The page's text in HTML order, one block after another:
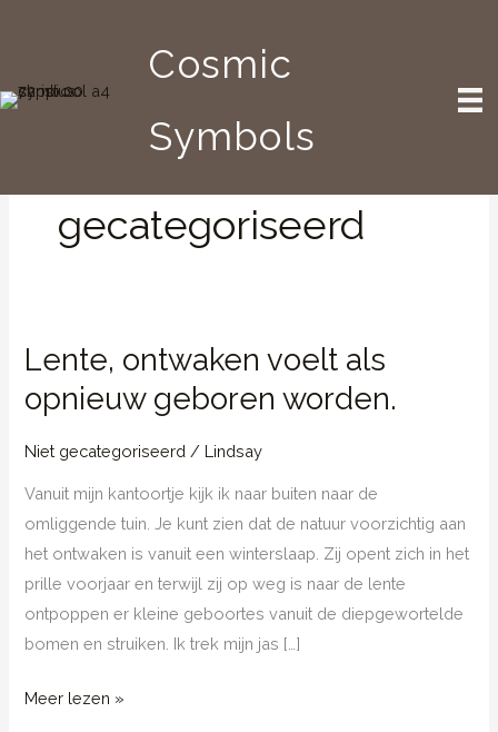
inhoud
Cosmic
Symbols
gecategoriseerd
Lente, ontwaken voelt als
opnieuw geboren worden.
Niet gecategoriseerd / Lindsay
Vanuit mijn kantoortje kijk ik naar buiten naar de
omliggende tuin. Je kunt zien dat de natuur voorzichtig aan
het ontwaken is vanuit een winterslaap. Zij opent zich in het
prille voorjaar en terwijl zij op weg is naar de lente
ontpoppen er kleine geboortes vanuit de diepgewortelde
bomen en struiken. Ik trek mijn jas […]
Lente,
Meer lezen »